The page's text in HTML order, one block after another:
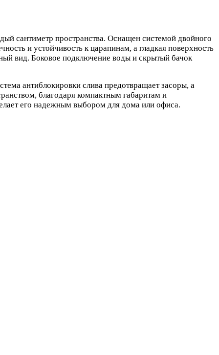
сантиметр пространства. Оснащен системой двойного
и устойчивость к царапинам, а гладкая поверхность
вид. Боковое подключение воды и скрытый бачок
антиблокировки слива предотвращает засоры, а
благодаря компактным габаритам и
его надежным выбором для дома или офиса.